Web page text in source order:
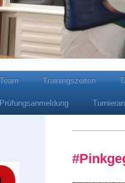
Team Trainingszeiten
Prüfungsanmeldung